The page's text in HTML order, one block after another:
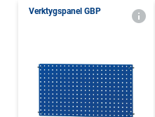
Verktygspanel GBP